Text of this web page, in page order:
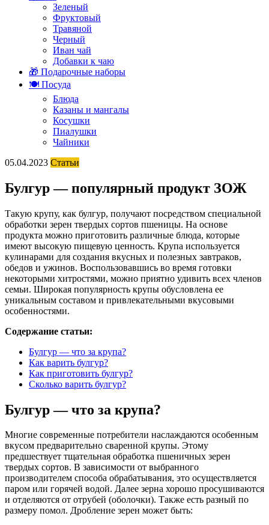
Зеленый
Фруктовый
Травяной
Черный
Иван чай
Добавки к чаю
🎁 Подарочные наборы
🍽️ Посуда
Блюда
Казаны и мангалы
Косушки
Пиалушки
Чайники
05.04.2023 Статьи
Булгур — популярный продукт ЗОЖ
Такую крупу, как булгур, получают посредством специальной
обработки зерен твердых сортов пшеницы. На основе
продукта можно приготовить различные блюда, которые
имеют высокую пищевую ценность. Крупа используется
кулинарами для создания вкусных и полезных завтраков,
обедов и ужинов. Воспользовавшись во время готовки
некоторыми хитростями, можно приятно удивить всех членов
семьи. Широкая популярность крупы обусловлена ее
уникальным составом и привлекательными вкусовыми
особенностями.
Содержание статьи:
Булгур — что за крупа?
Как варить булгур?
Как приготовить булгур?
Сколько варить булгур?
Булгур — что за крупа?
Многие современные потребители наслаждаются особенным
вкусом предварительно сваренной крупы. Этому
предшествует тщательная обработка пшеничных зерен
твердых сортов. В зависимости от выбранного
производителем способа обрабатывания, это осуществляется
паром или горячей водой. Далее зерна хорошо просушиваются
и отделяются от отрубей (оболочки). Также есть разный по
размеру помол. Дробление зерен может быть: